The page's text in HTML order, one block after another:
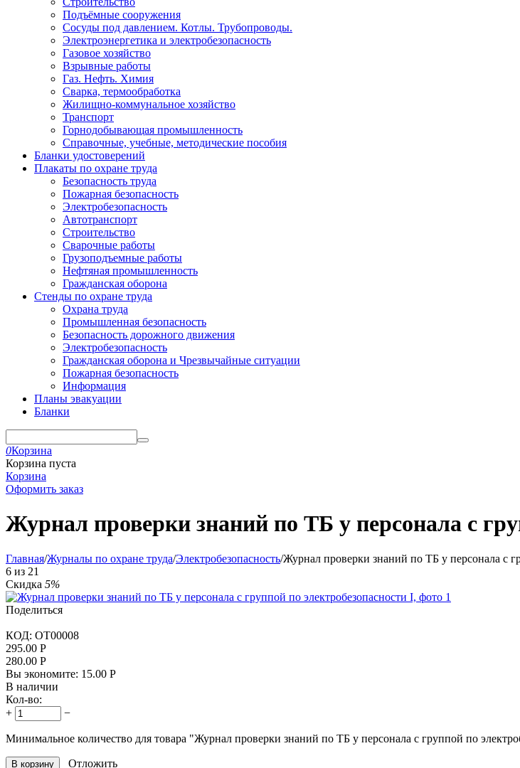
Подъёмные сооружения
Сосуды под давлением. Котлы. Трубопроводы.
Электроэнергетика и электробезопасность
Газовое хозяйство
Взрывные работы
Газ. Нефть. Химия
Сварка, термообработка
Жилищно-коммунальное хозяйство
Транспорт
Горнодобывающая промышленность
Справочные, учебные, методические пособия
Бланки удостоверений
Плакаты по охране труда
Безопасность труда
Пожарная безопасность
Электробезопасность
Автотранспорт
Строительство
Сварочные работы
Грузоподъемные работы
Нефтяная промышленность
Гражданская оборона
Стенды по охране труда
Охрана труда
Промышленная безопасность
Безопасность дорожного движения
Электробезопасность
Гражданская оборона и Чрезвычайные ситуации
Пожарная безопасность
Информация
Планы эвакуации
Бланки
0Корзина
Корзина пуста
Корзина
Оформить заказ
Журнал проверки знаний по ТБ у персонала с
Главная/Журналы по охране труда/Электробезопасность/Журнал проверки знаний по ТБ у персонала с
6 из 21
Скидка 5%
Поделиться
КОД: OT00008
295.00 Р
280.00 Р
Вы экономите: 15.00 Р
В наличии
Кол-во:
+
−
Минимальное количество для товара "Журнал проверки знаний по ТБ у персонала с группой по
В корзину Отложить